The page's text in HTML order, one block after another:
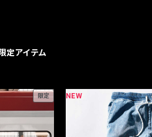
定アイテム
限定 NEW